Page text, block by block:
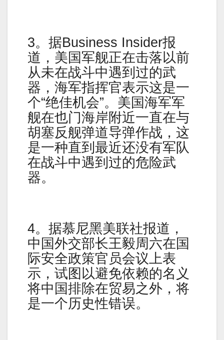
3。据Business Insider报
道，美国军舰正在击落以前
从未在战斗中遇到过的武
器，海军指挥官表示这是一
个“绝佳机会”。美国海军军
舰在也门海岸附近一直在与
胡塞反舰弹道导弹作战，这
是一种直到最近还没有军队
在战斗中遇到过的危险武
器。
4。据慕尼黑美联社报道，
中国外交部长王毅周六在国
际安全政策官员会议上表
示，试图以避免依赖的名义
将中国排除在贸易之外，将
是一个历史性错误。